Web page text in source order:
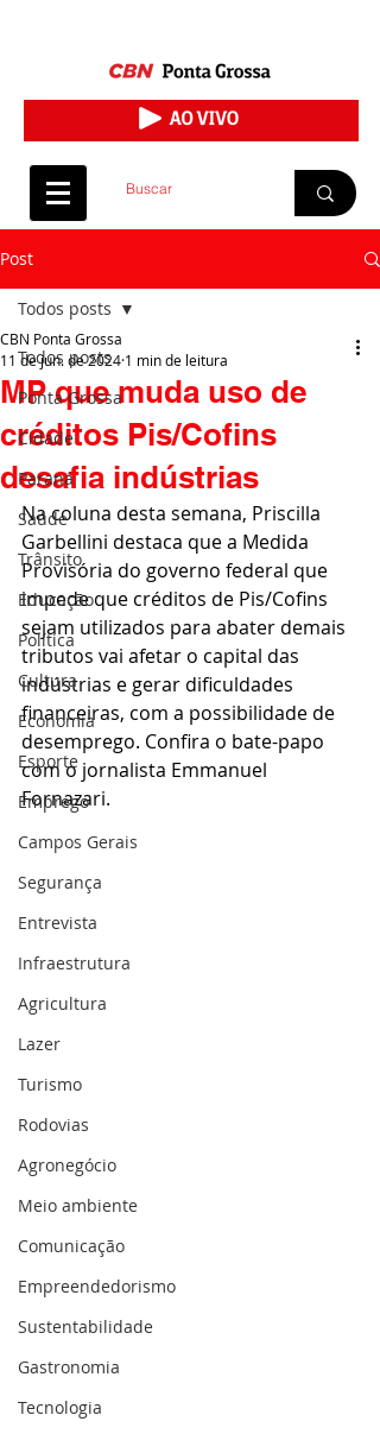
Post
Todos posts
Ponta Grossa
Cidade
Paraná
Saúde
Trânsito
Educação
Política
Cultura
Economia
Esporte
Emprego
Campos Gerais
Segurança
Entrevista
Infraestrutura
Agricultura
Lazer
Turismo
Rodovias
Agronegócio
Meio ambiente
Comunicação
Empreendedorismo
Sustentabilidade
Gastronomia
Tecnologia
Todos posts
MP que muda uso de
créditos Pis/Cofins
desafia indústrias
CBN Ponta Grossa
11 de jun. de 2024 1 min de leitura
Na coluna desta semana, Priscilla
Garbellini destaca que a Medida
Provisória do governo federal que
impede que créditos de Pis/Cofins
sejam utilizados para abater demais
tributos vai afetar o capital das
indústrias e gerar dificuldades
financeiras, com a possibilidade de
desemprego. Confira o bate-papo
com o jornalista Emmanuel
Fornazari.